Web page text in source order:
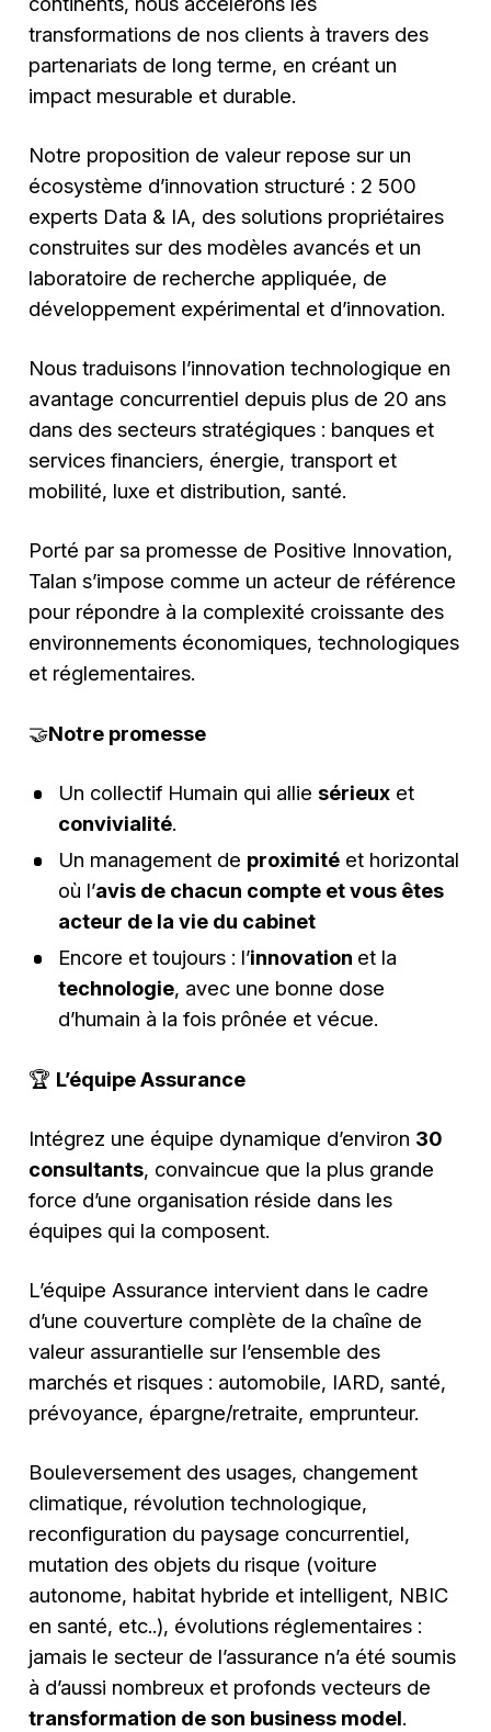
transformations de nos clients à travers des
partenariats de long terme, en créant un
impact mesurable et durable.
Notre proposition de valeur repose sur un
écosystème d’innovation structuré : 2 500
experts Data & IA, des solutions propriétaires
construites sur des modèles avancés et un
laboratoire de recherche appliquée, de
développement expérimental et d’innovation.
Nous traduisons l’innovation technologique en
avantage concurrentiel depuis plus de 20 ans
dans des secteurs stratégiques : banques et
services financiers, énergie, transport et
mobilité, luxe et distribution, santé.
Porté par sa promesse de Positive Innovation,
Talan s’impose comme un acteur de référence
pour répondre à la complexité croissante des
environnements économiques, technologiques
et réglementaires.
🤝Notre promesse
Un collectif Humain qui allie sérieuxet
convivialité.
Un management de proximitéet horizontal
où l’avis de chacun compte et vous êtes
acteur de la vie du cabinet
Encore et toujours : l’innovation et la
technologie, avec une bonne dose
d’humain à la fois prônée et vécue.
🏆 L’équipe Assurance
Intégrez une équipe dynamique d’environ 30
consultants, convaincue que la plus grande
force d’une organisation réside dans les
équipes qui la composent.
L’équipe Assurance intervient dans le cadre
d’une couverture complète de la chaîne de
valeur assurantielle sur l’ensemble des
marchés et risques : automobile, IARD, santé,
prévoyance, épargne/retraite, emprunteur.
Bouleversement des usages, changement
climatique, révolution technologique,
reconfiguration du paysage concurrentiel,
mutation des objets du risque (voiture
autonome, habitat hybride et intelligent, NBIC
en santé, etc..), évolutions réglementaires :
jamais le secteur de l’assurance n’a été soumis
à d’aussi nombreux et profonds vecteurs de
transformation de son business model.